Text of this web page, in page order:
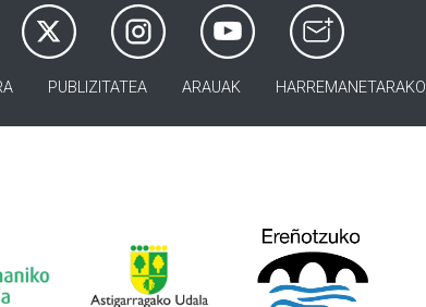
PUBLIZITATEA ARAUAK HARREMANETARAKO